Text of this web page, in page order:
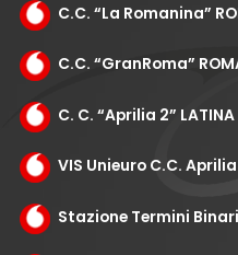
C.C. “La Romanina”
C.C. “GranRoma”
C. C. “Aprilia 2” LATINA
VIS Unieuro C.C. Aprilia
Stazione Termini